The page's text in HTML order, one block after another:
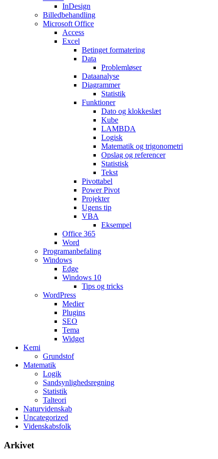
InDesign
Billedbehandling
Microsoft Office
Access
Excel
Betinget formatering
Data
Problemløser
Dataanalyse
Diagrammer
Statistik
Funktioner
Dato og klokkeslæt
Kube
LAMBDA
Logisk
Matematik og trigonometri
Opslag og referencer
Statistisk
Tekst
Pivottabel
Power Pivot
Projekter
Ugens tip
VBA
Eksempel
Office 365
Word
Programanbefaling
Windows
Edge
Windows 10
Tips og tricks
WordPress
Medier
Plugins
SEO
Tema
Widget
Kemi
Grundstof
Matematik
Logik
Sandsynlighedsregning
Statistik
Talteori
Naturvidenskab
Uncategorized
Videnskabsfolk
Arkivet